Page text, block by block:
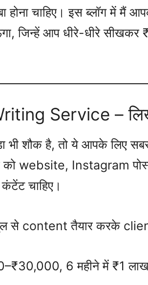
चाहिए। इस ब्लॉग में मैं
जिन्हें आप धीरे-धीरे सीखकर
Service –
भी शौक है, तो ये आपके लिए
website, Instagram
चाहिए।
से content तैयार करके
6 महीने में ₹1